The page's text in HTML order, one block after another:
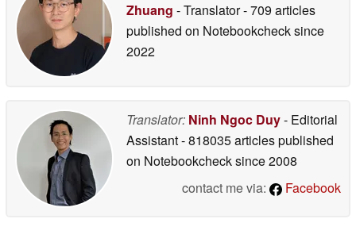
Zhuang - Translator- 709 articles
published on Notebookchecksince
2022
Translator: Ninh Ngoc Duy- Editorial
Assistant- 818035 articles published
on Notebookchecksince 2008
contact me via:
Facebook